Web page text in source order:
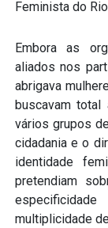
Feminista do
Embora as
aliados nos
abrigava
buscavam
vários grupos
cidadania e o
identidade
pretendiam
multiplicidade